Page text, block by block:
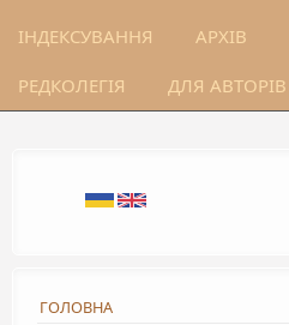
ІНДЕКСУВАННЯ АРХІВ
РЕДКОЛЕГІЯ ДЛЯ АВТОРІВ
ГОЛОВНА